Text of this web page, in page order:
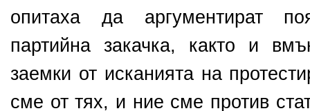
опитаха да аргументират
партийна закачка, както и
заемки от исканията на
сме от тях, и ние сме против